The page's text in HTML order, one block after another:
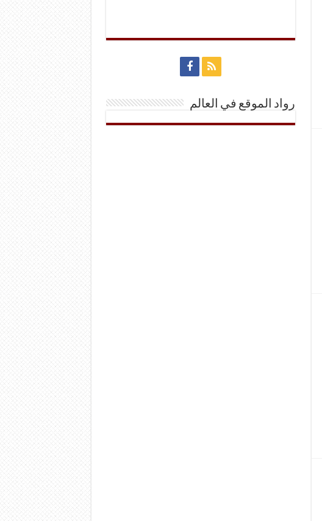
رواد الموقع في العالم